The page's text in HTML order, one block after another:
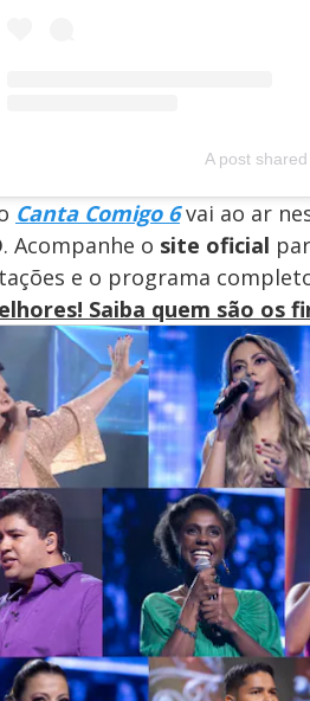
A post
Canta Comigo 6vai ao ar
. Acompanhe o site oficial
e o programa
Saiba quem são os